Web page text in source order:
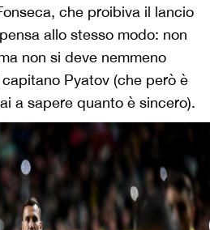
che proibiva il lancio
allo stesso modo: non
non si deve nemmeno
Pyatov (che però è
a sapere quanto è sincero).